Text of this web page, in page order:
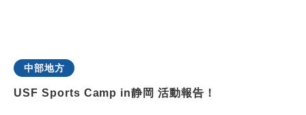
中部地方
USF Sports Camp in静岡 活動報告！